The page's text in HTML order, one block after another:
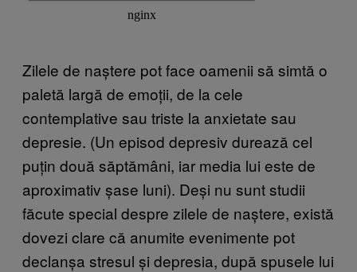
Zilele de naștere pot face oamenii să simtă o
paletă largă de emoții, de la cele
contemplative sau triste la anxietate sau
depresie. (Un episod depresiv durează cel
puțin două săptămâni, iar media lui este de
aproximativ șase luni). Deși nu sunt studii
făcute special despre zilele de naștere, există
dovezi clare că anumite evenimente pot
declanșa stresul și depresia, după spusele lui